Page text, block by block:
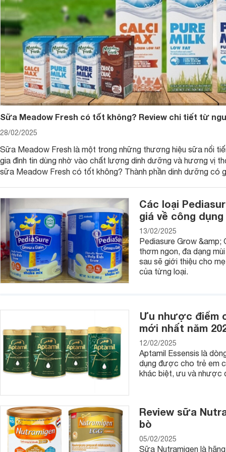
Bộ đồ chơi dụng cụ nấu ăn Tinitoy
2. Bộ đồ chơi bác sĩ Số 7 Palau Toys
Được sử dụng từ chất liệu nhựa an toàn cho bé khi chơi.
khám chữa bệnh cơ bản của bác sĩ giúp bé hiểu thêm
mình và người thân trong gia đình.
Bộ đồ chơi bác sĩ Số 7 Palau Toys
3. Đồ hàng valy Bowa tiệc nướng ngoài trời
Sữa Meadow Fresh có tốt không? Review chi tiết từ
28/02/2025
Sữa Meadow Fresh là một trong những thương hiệu sữa nổi
gia đình tin dùng nhờ vào chất lượng dinh dưỡng và hương vị
sữa Meadow Fresh có tốt không? Thành phần dinh dưỡng có
Các loại
giá về công dụng
13/02/2025
Pediasure Grow &amp;
thơm ngon, đa dạng
sau sẽ giới thiệu cho
của từng loại.
Ưu nhược điểm
mới nhất năm
12/02/2025
Aptamil Essensis là
dụng được cho trẻ em
khác biệt, ưu và nhược
Review sữa
bò
05/02/2025
Sữa Nutramigen là